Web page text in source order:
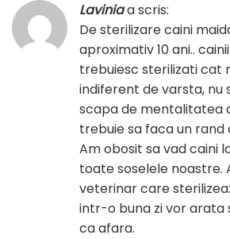
Laviniaa scris:
De sterilizare caini
aproximativ 10 ani..
trebuiesc sterilizati cat
indiferent de varsta, nu
scapa de mentalitatea
trebuie sa faca un rand
Am obosit sa vad caini
toate soselele noastre.
veterinar care
intr-o buna zi vor arata
ca afara.